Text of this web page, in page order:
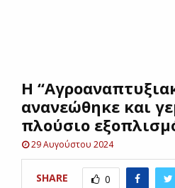
UΗ
ανανεώθηκε και
πλούσιο
29 Αυγούστου 2024
SHARE 0